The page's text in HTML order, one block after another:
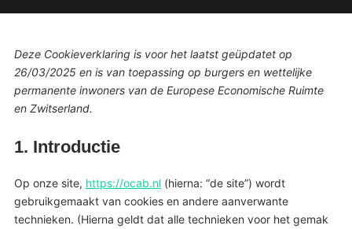
Deze Cookieverklaring is voor het laatst geüpdatet op
26/03/2025 en is van toepassing op burgers en wettelijke
permanente inwoners van de Europese Economische Ruimte
en Zwitserland.
1. Introductie
Op onze site, https://ocab.nl(hierna: “de site”) wordt
gebruikgemaakt van cookies en andere aanverwante
technieken. (Hierna geldt dat alle technieken voor het gemak